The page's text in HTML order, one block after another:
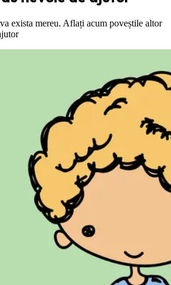
exista mereu. Aflați acum poveștile altor